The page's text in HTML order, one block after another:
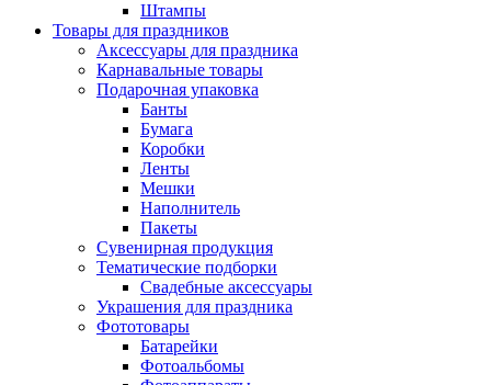
Штампы
Товары для праздников
Аксессуары для праздника
Карнавальные товары
Подарочная упаковка
Банты
Бумага
Коробки
Ленты
Мешки
Наполнитель
Пакеты
Сувенирная продукция
Тематические подборки
Свадебные аксессуары
Украшения для праздника
Фототовары
Батарейки
Фотоальбомы